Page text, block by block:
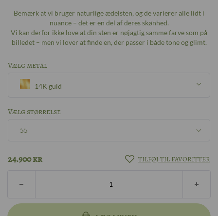
Bemærk at vi bruger naturlige ædelsten, og de varierer alle lidt i
nuance – det er en del af deres skønhed.
Vi kan derfor ikke love at din sten er nøjagtig samme farve som på
billedet – men vi lover at finde en, der passer i både tone og glimt.
Vælg metal
14K guld
Vælg størrelse
55
24.900kr TILFØJ TIL FAVORITTER